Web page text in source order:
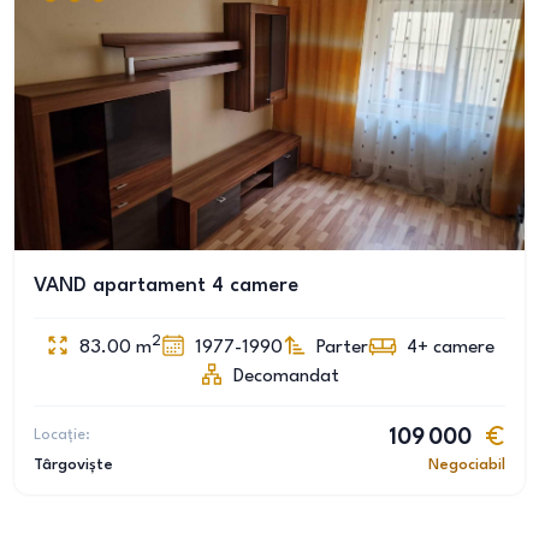
VAND apartament 4 camere
83.00 m2 1977-1990 Parter 4+ camere
Decomandat
Locație:
Târgoviște
109 000
Negociabil